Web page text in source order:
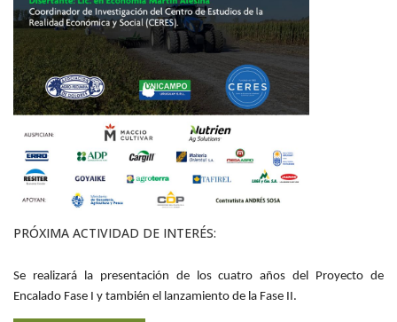
PRÓXIMA ACTIVIDAD DE INTERÉS:
Se realizará la presentación de los cuatro años del Proyecto de
Encalado Fase I y también el lanzamiento de la Fase II.